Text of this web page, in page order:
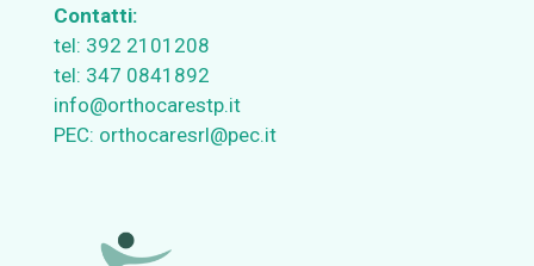
Contatti:
tel: 392 2101208
tel: 347 0841892
info@orthocarestp.it
PEC: orthocaresrl@pec.it